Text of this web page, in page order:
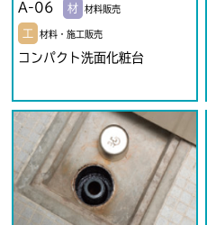
A-06 材 材料販売
工 材料・施工販売
コンパクト洗面化粧台